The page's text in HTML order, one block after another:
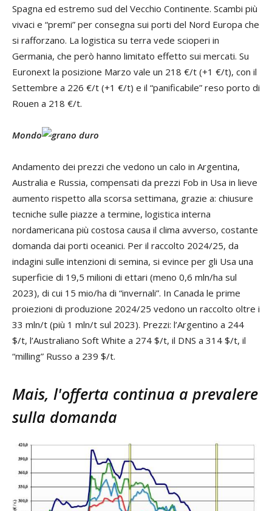
Spagna ed estremo sud del Vecchio Continente. Scambi più
vivaci e “premi” per consegna sui porti del Nord Europa che
si rafforzano. La logistica su terra vede scioperi in
Germania, che però hanno limitato effetto sui mercati. Su
Euronext la posizione Marzo vale un 218 €/t (+1 €/t), con il
Settembre a 226 €/t (+1 €/t) e il “panificabile” reso porto di
Rouen a 218 €/t.
Mondo
Andamento dei prezzi che vedono un calo in Argentina,
Australia e Russia, compensati da prezzi Fob in Usa in lieve
aumento rispetto alla scorsa settimana, grazie a: chiusure
tecniche sulle piazze a termine, logistica interna
nordamericana più costosa causa il clima avverso, costante
domanda dai porti oceanici. Per il raccolto 2024/25, da
indagini sulle intenzioni di semina, si evince per gli Usa una
superficie di 19,5 milioni di ettari (meno 0,6 mln/ha sul
2023), di cui 15 mio/ha di “invernali”. In Canada le prime
proiezioni di produzione 2024/25 vedono un raccolto oltre i
33 mln/t (più 1 mln/t sul 2023). Prezzi: l’Argentino a 244
$/t, l’Australiano Soft White a 274 $/t, il DNS a 314 $/t, il
“milling” Russo a 239 $/t.
Mais, l'offerta continua a prevalere
sulla domanda